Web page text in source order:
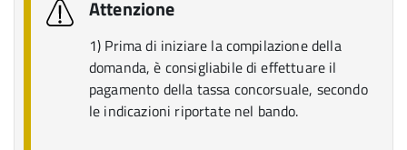
Attenzione
1) Prima di iniziare la compilazione della
domanda, è consigliabile di effettuare il
pagamento della tassa concorsuale, secondo
le indicazioni riportate nel bando.